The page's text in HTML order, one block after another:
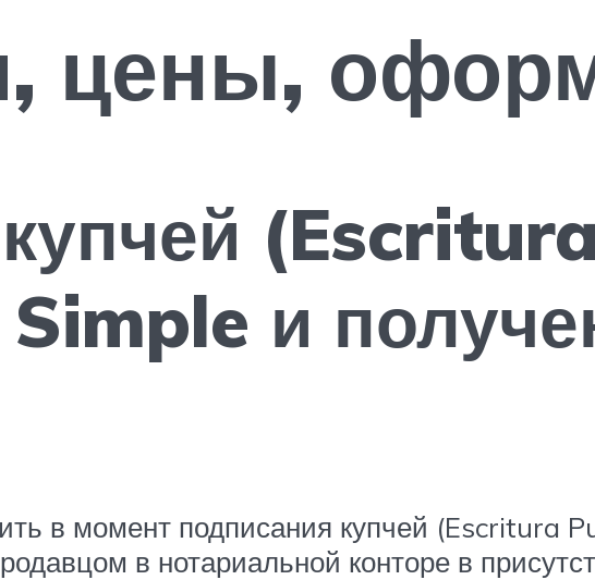
цены,
(Escritura
и
в момент подписания купчей (Escritura
в нотариальной конторе в